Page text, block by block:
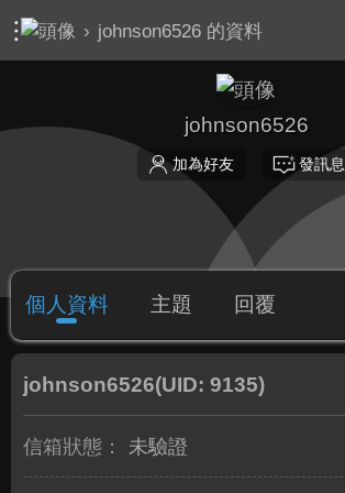
› johnson6526 的資料
johnson6526
加為好友 發訊息
個人資料 主題 回覆
johnson6526(UID: 9135)
信箱狀態： 未驗證